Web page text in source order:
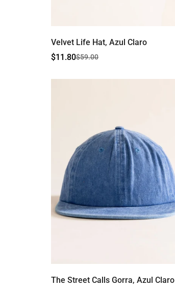
Velvet Life Hat, Azul Claro
Precio
$11.80
Precio$59.00
The Street Calls Gorra, Azul Claro